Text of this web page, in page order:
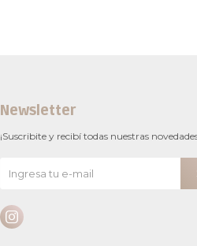
Newsletter
¡Suscribite y recibí todas nuestras
